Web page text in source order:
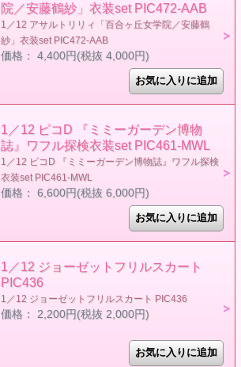
院／安藤鶴紗」衣装set PIC472-AAB
1／12 アサルトリリィ「百合ヶ丘女学院／安藤鶴
紗」衣装set PIC472-AAB
価格： 4,400円(税抜 4,000円)
1／12 ピコD 『ミミーガーデン博物
誌』ワフル探検衣装set PIC461-MWL
1／12 ピコD 『ミミーガーデン博物誌』ワフル探検
衣装set PIC461-MWL
価格： 6,600円(税抜 6,000円)
1／12 ジョーゼットフリルスカート
PIC436
1／12 ジョーゼットフリルスカート PIC436
価格： 2,200円(税抜 2,000円)